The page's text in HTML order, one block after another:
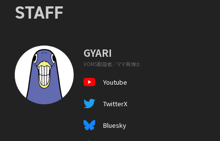
STAFF
GYARI
VOMS創設者／ママ鳥博士
Youtube
TwitterX
Bluesky